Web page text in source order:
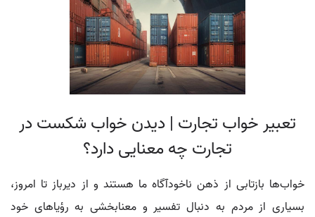
تعبیر خواب تجارت | دیدن خواب شکست در
تجارت چه معنایی دارد؟
خواب‌ها بازتابی از ذهن ناخودآگاه ما هستند و از دیرباز تا امروز،
بسیاری از مردم به دنبال تفسیر و معنا‌بخشی به رؤیاهای خود